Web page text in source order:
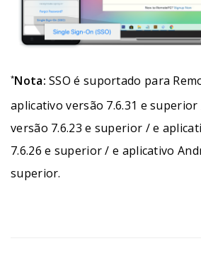
*Nota: SSO é suportado para
aplicativo versão 7.6.31 e
versão 7.6.23 e superior / e
7.6.26 e superior / e aplicativo
superior.